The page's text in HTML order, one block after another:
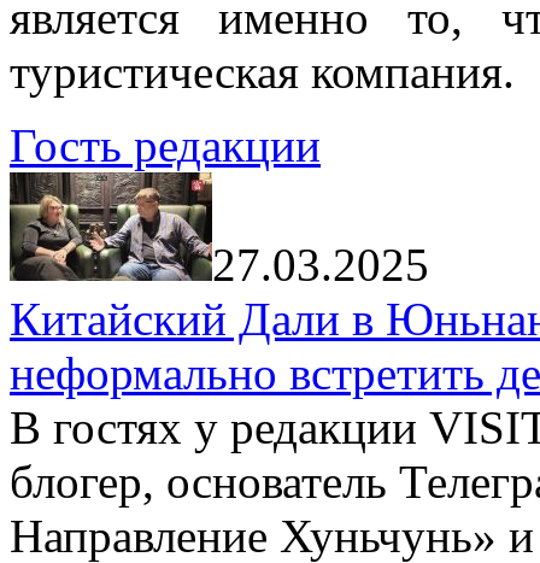
является именно то,
туристическая компания.
Гость редакции
27.03.2025
Китайский Дали в
неформально встретить
В гостях у редакции
блогер, основатель
Направление Хуньчунь»